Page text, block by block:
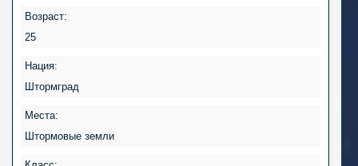
Возраст:
25
Нация:
Штормград
Места:
Штормовые земли